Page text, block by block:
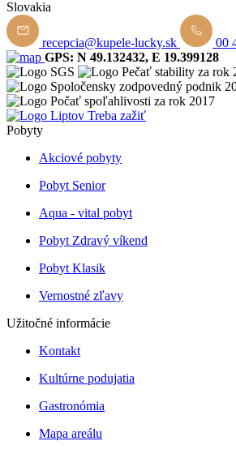
Slovakia
recepcia@kupele-lucky.sk
00
GPS: N 49.132432, E 19.399128
Pobyty
Akciové pobyty
Pobyt Senior
Aqua - vital pobyt
Pobyt Zdravý víkend
Pobyt Klasik
Vernostné zľavy
Užitočné informácie
Kontakt
Kultúrne podujatia
Gastronómia
Mapa areálu